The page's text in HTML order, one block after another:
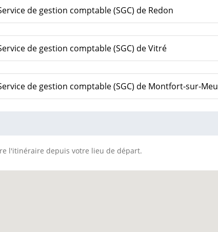
de gestion comptable (SGC) de Redon
de gestion comptable (SGC) de Vitré
de gestion comptable (SGC) de Montfort-sur-Meu
l'itinéraire depuis votre lieu de départ.